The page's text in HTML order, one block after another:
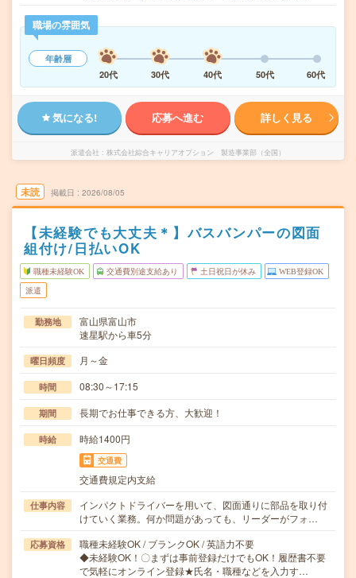
職場の雰囲気
年齢層
20代
30代 40代 50代 60代
気になる! 応募へ進む 詳しく見る
派遣会社 株式会社綜合キャリアオプション 製造事業部（全国）
未読 掲載日 2026/08/05
【未経験でも大丈夫＊】バスバンパーの図面
組付け/日払いOK
職種未経験OK 交通費別途支給あり 土日祝日が休み WEB登録OK
派遣
勤務地
富山県富山市
速星駅から車5分
曜日頻度 月～金
時間 08:30～17:15
期間 長期でお仕事できる方、大歓迎！
時給 時給1400円
交通費
交通費規定内支給
仕事内容
インパクトドライバーを用いて、図面通りに部品を取り付
けていく業務。何か問題があっても、リーダーがフォ…
応募資格
職種未経験OK / ブランクOK / 英語力不要
◆未経験OK！〇まずは事前登録だけでもOK！履歴書不要
で気軽にオンライン登録★氏名・職種などを入力す…